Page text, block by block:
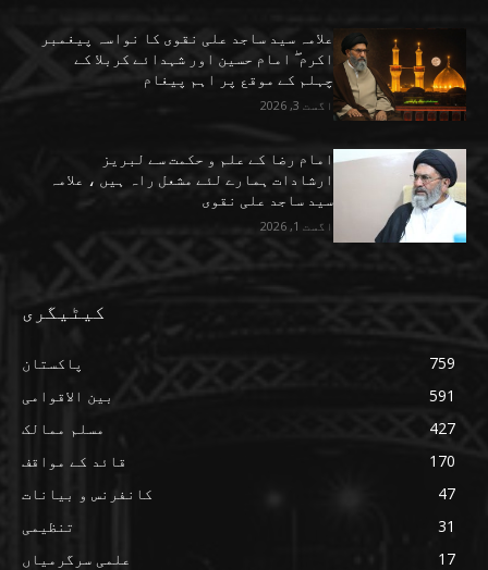
علامہ سید ساجد علی نقوی کا نواسہ پیغمبر
اکرم ۖ امام حسین اور شہدائے کربلا کے
چہلم کے موقع پر اہم پیغام
اگست 3, 2026
امام رضا کے علم و حکمت سے لبریز
ارشادات ہمارے لئے مشعل راہ ہیں ، علامہ
سید ساجد علی نقوی
اگست 1, 2026
کیٹیگری
پاکستان
759
بین الاقوامی
591
مسلم ممالک
427
قائد کے مواقف
170
کانفرنس و بیانات
47
تنظیمی
31
علمی سرگرمیاں
17